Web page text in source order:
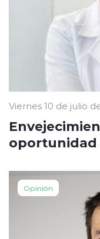
Viernes 10 de julio
oportunidad
Opinión